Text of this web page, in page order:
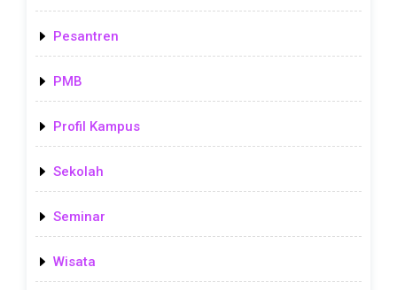
Pesantren
PMB
Profil Kampus
Sekolah
Seminar
Wisata